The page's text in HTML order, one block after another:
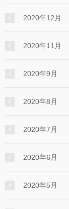
2020年12月
2020年11月
2020年9月
2020年8月
2020年7月
2020年6月
2020年5月